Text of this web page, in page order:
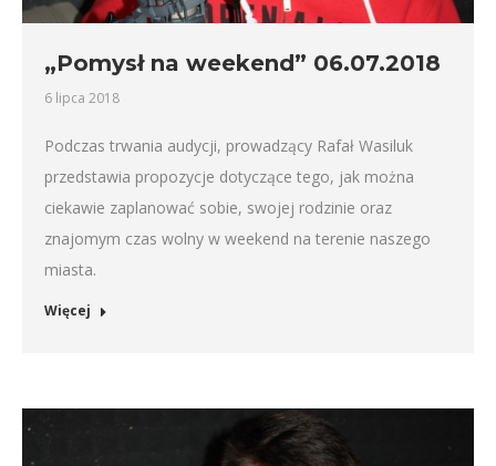
„Pomysł na weekend” 06.07.2018
6 lipca 2018
Podczas trwania audycji, prowadzący Rafał Wasiluk
przedstawia propozycje dotyczące tego, jak można
ciekawie zaplanować sobie, swojej rodzinie oraz
znajomym czas wolny w weekend na terenie naszego
miasta.
Więcej